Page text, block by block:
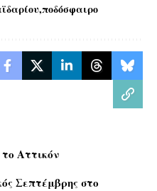
ποδόσφαιρο
Αττικόν
Σεπτέμβρης στο